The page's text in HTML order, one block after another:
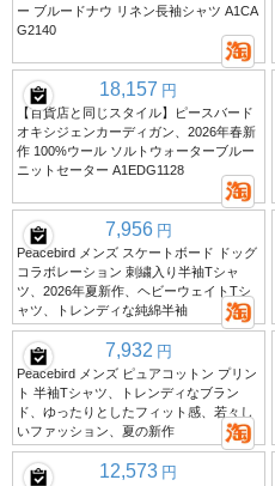
ー ブルードナウ リネン長袖シャツ A1CA
G2140
18,157 円
【百貨店と同じスタイル】ピースバード
オキシジェンカーディガン、2026年春新
作 100%ウール ソルトウォーターブルー
ニットセーター A1EDG1128
7,956 円
Peacebird メンズ スケートボード ドッグ
コラボレーション 刺繍入り半袖Tシャ
ツ、2026年夏新作、ヘビーウェイトTシ
ャツ、トレンディな純綿半袖
7,932 円
Peacebird メンズ ピュアコットン プリン
ト 半袖Tシャツ、トレンディなブラン
ド、ゆったりとしたフィット感、若々し
いファッション、夏の新作
12,573 円